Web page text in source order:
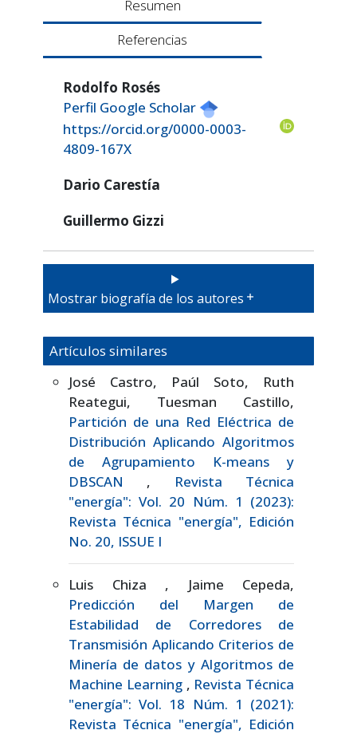
Resumen
Referencias
Rodolfo Rosés
Perfil Google Scholar
https://orcid.org/0000-0003-
4809-167X
Dario Carestía
Guillermo Gizzi
Mostrar biografía de los autores
Artículos similares
José Castro, Paúl Soto, Ruth
Reategui, Tuesman Castillo,
Partición de una Red Eléctrica de
Distribución Aplicando Algoritmos
de Agrupamiento K-means y
DBSCAN ,
Revista Técnica
"energía": Vol. 20 Núm. 1 (2023):
Revista Técnica "energía", Edición
No. 20, ISSUE I
Luis Chiza , Jaime Cepeda,
Predicción del Margen de
Estabilidad de Corredores de
Transmisión Aplicando Criterios de
Minería de datos y Algoritmos de
Machine Learning , Revista Técnica
"energía": Vol. 18 Núm. 1 (2021):
Revista Técnica "energía", Edición